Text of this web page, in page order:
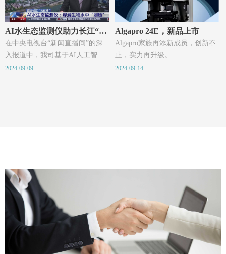
聚焦、拍摄、识别及计数等方面
突破性实现了自动化，能在无人
值守条件下实现藻类的种类、比
例、藻密度等多指标的自动分析
输出。
AI水生态监测仪助力长江“大
体检”
在中央电视台“新闻直播间”的深
入报道中，我司基于AI人工智能
技术生产的Algapro22L浮游藻类
2024-09-09
Algapro 24E，新品上市
Algapro家族再添新成员，创新不
止，实力再升级。
2024-09-14